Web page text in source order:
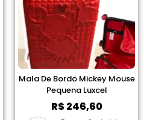
Mala De Bordo Mickey Mouse
Pequena Luxcel
R$246,60